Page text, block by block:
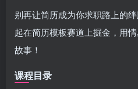
别再让简历成为你求职路上的
起在简历模板赛道上掘金，用
故事！
课程目录